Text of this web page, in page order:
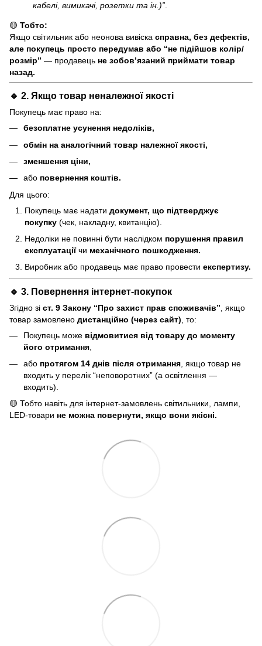
кабелі, вимикачі, розетки та ін.)”.
🟡 Тобто:
Якщо світильник або неонова вивіска справна, без дефектів,
але покупець просто передумав або “не підійшов колір/
розмір” — продавець не зобов’язаний приймати товар
назад.
🔹 2. Якщо товар неналежної якості
Покупець має право на:
безоплатне усунення недоліків,
обмін на аналогічний товар належної якості,
зменшення ціни,
або повернення коштів.
Для цього:
Покупець має надати документ, що підтверджує
покупку (чек, накладну, квитанцію).
Недоліки не повинні бути наслідком порушення правил
експлуатаціїчи механічного пошкодження.
Виробник або продавець має право провести експертизу.
🔹 3. Повернення інтернет-покупок
Згідно зі ст. 9 Закону “Про захист прав споживачів” , якщо
товар замовлено дистанційно (через сайт) , то:
Покупець може відмовитися від товару до моменту
його отримання
або протягом 14 днів після отримання , якщо товар не
входить у перелік “неповоротних” (а освітлення —
входить).
🟡 Тобто навіть для інтернет-замовлень світильники, лампи,
LED-товари не можна повернути, якщо вони якісні.